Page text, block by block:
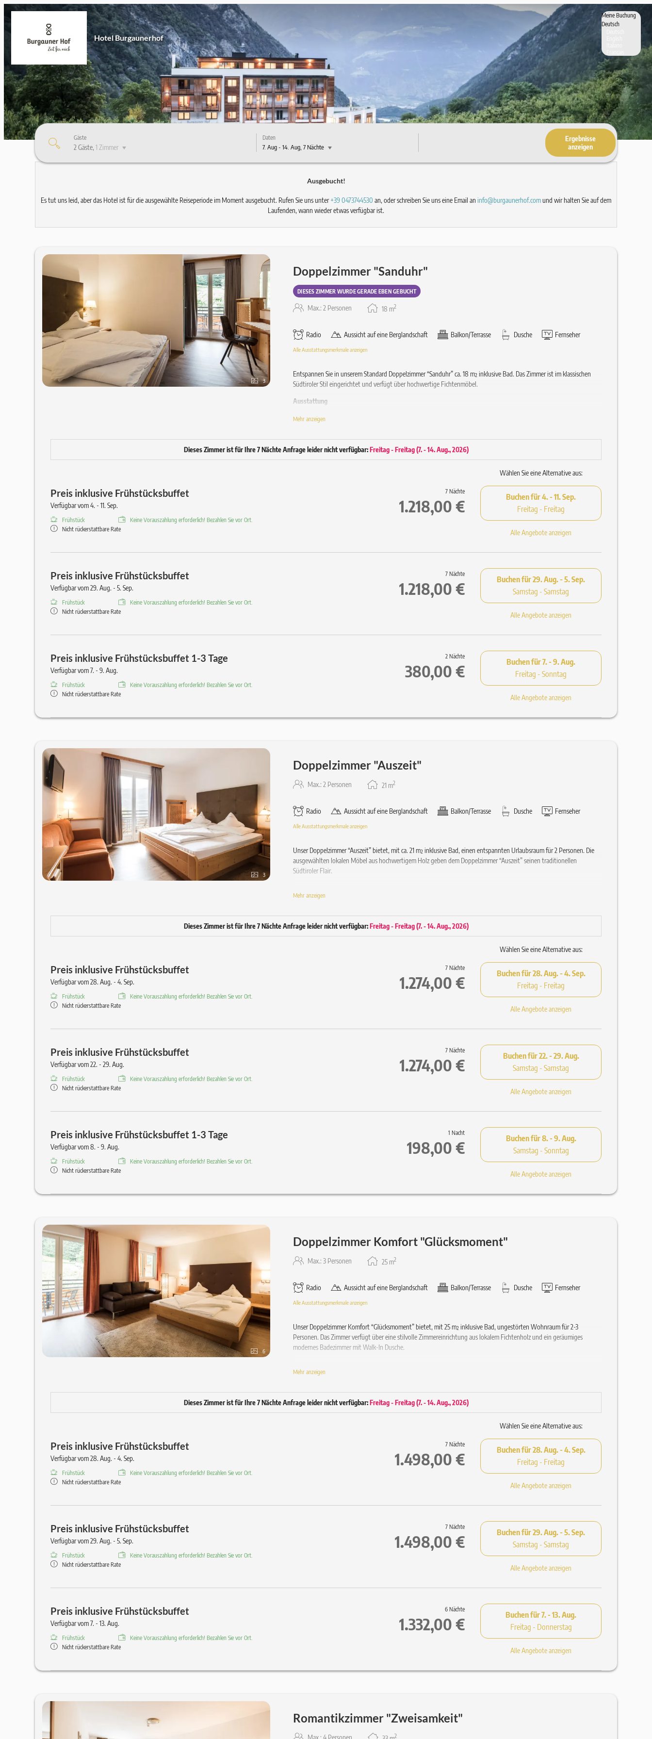
Hotel Burgaunerhof
Gäste
2 Gäste, 1 Zimmer
Daten
7. Aug- 14. Aug, 7 Nächte
Ergebnisse
anzeigen
Meine Buchung
Deutsch
Hotel Burgaunerhof - Unsere verfügbaren Angebote
Ausgebucht!
Es tut uns leid, aber das Hotel ist für die ausgewählte Reiseperiode im Moment ausgebucht. Rufen Sie uns unter+39 0473744530 an, oder schreiben Sie uns eine Email an info@burgaunerhof.comund wir halten Sie auf dem
Laufenden, wann wieder etwas verfügbar ist.
3
Doppelzimmer "Sanduhr"
DIESES ZIMMER WURDE GERADE EBEN GEBUCHT
Max.: 2 Personen 18 m2
Radio Aussicht auf eine Berglandschaft Balkon/Terrasse Dusche Fernseher
Alle Ausstattungsmerkmale anzeigen
Entspannen Sie in unserem Standard Doppelzimmer “Sanduhr” ca. 18 m² inklusive Bad. Das Zimmer ist im klassischen
Südtiroler Stil eingerichtet und verfügt über hochwertige Fichtenmöbel.
Ausstattung
Gemütliches Doppelbett
Hochwertiger Holzparkett-Boden
Schreibtisch
Bad ca. 3 m² mit Dusche
Wellnesstasche mit flauschigem Bademantel und Saunatüchern (Einweg-Pantoffeln auf Anfrage)
Mehr anzeigen
Dieses Zimmer ist für Ihre 7 Nächte Anfrage leider nicht verfügbar: Freitag - Freitag(7. - 14. Aug., 2026)
Wählen Sie eine Alternative aus:
Preis inklusive Frühstücksbuffet
Verfügbar vom 4. - 11. Sep.
Frühstück
Keine Vorauszahlung erforderlich! Bezahlen Sie vor Ort.
Nicht rückerstattbare Rate
7 Nächte
1.218,00 € Buchen für4. - 11. Sep.
Freitag - Freitag
Alle Angebote anzeigen
Preis inklusive Frühstücksbuffet
Verfügbar vom 29. Aug. - 5. Sep.
Frühstück
Keine Vorauszahlung erforderlich! Bezahlen Sie vor Ort.
Nicht rückerstattbare Rate
7 Nächte
1.218,00 € Buchen für29. Aug. - 5. Sep.
Samstag - Samstag
Alle Angebote anzeigen
Preis inklusive Frühstücksbuffet 1-3 Tage
Verfügbar vom 7. - 9. Aug.
Frühstück
Keine Vorauszahlung erforderlich! Bezahlen Sie vor Ort.
Nicht rückerstattbare Rate
2 Nächte
380,00 € Buchen für7. - 9. Aug.
Freitag - Sonntag
Alle Angebote anzeigen
3
Doppelzimmer "Auszeit"
Max.: 2 Personen 21 m2
Radio Aussicht auf eine Berglandschaft Balkon/Terrasse Dusche Fernseher
Alle Ausstattungsmerkmale anzeigen
Unser Doppelzimmer “Auszeit” bietet, mit ca. 21 m² inklusive Bad, einen entspannten Urlaubsraum für 2 Personen. Die
ausgewählten lokalen Möbel aus hochwertigem Holz geben dem Doppelzimmer “Auszeit” seinen traditionellen
Südtiroler Flair.
Balkon mit Stuhl
Hochwertiger Holzparkett-Boden
Sitzgelegenheit/Couch
Mehr anzeigen
Dieses Zimmer ist für Ihre 7 Nächte Anfrage leider nicht verfügbar: Freitag - Freitag(7. - 14. Aug., 2026)
Wählen Sie eine Alternative aus:
Preis inklusive Frühstücksbuffet
Verfügbar vom 28. Aug. - 4. Sep.
Frühstück
Keine Vorauszahlung erforderlich! Bezahlen Sie vor Ort.
Nicht rückerstattbare Rate
7 Nächte
1.274,00 € Buchen für28. Aug. - 4. Sep.
Freitag - Freitag
Alle Angebote anzeigen
Preis inklusive Frühstücksbuffet
Verfügbar vom 22. - 29. Aug.
Frühstück
Keine Vorauszahlung erforderlich! Bezahlen Sie vor Ort.
Nicht rückerstattbare Rate
7 Nächte
1.274,00 € Buchen für22. - 29. Aug.
Samstag - Samstag
Alle Angebote anzeigen
Preis inklusive Frühstücksbuffet 1-3 Tage
Verfügbar vom 8. - 9. Aug.
Frühstück
Keine Vorauszahlung erforderlich! Bezahlen Sie vor Ort.
Nicht rückerstattbare Rate
1 Nacht
198,00 € Buchen für8. - 9. Aug.
Samstag - Sonntag
Alle Angebote anzeigen
6
Doppelzimmer Komfort "Glücksmoment"
Max.: 3 Personen 25 m2
Radio Aussicht auf eine Berglandschaft Balkon/Terrasse Dusche Fernseher
Alle Ausstattungsmerkmale anzeigen
Unser Doppelzimmer Komfort “Glücksmoment” bietet, mit 25 m² inklusive Bad, ungestörten Wohnraum für 2-3
Personen. Das Zimmer verfügt über eine stilvolle Zimmereinrichtung aus lokalem Fichtenholz und ein geräumiges
modernes Badezimmer mit Walk-In Dusche.
Balkon mit Stuhl
Hochwertiger Holzparkett-Boden
Wohnecke mit Sofa
Spiegel / WC / Föhn / wahlweise Bidet
Mehr anzeigen
Dieses Zimmer ist für Ihre 7 Nächte Anfrage leider nicht verfügbar: Freitag - Freitag(7. - 14. Aug., 2026)
Wählen Sie eine Alternative aus:
Preis inklusive Frühstücksbuffet
Verfügbar vom 28. Aug. - 4. Sep.
Frühstück
Keine Vorauszahlung erforderlich! Bezahlen Sie vor Ort.
Nicht rückerstattbare Rate
7 Nächte
1.498,00 € Buchen für28. Aug. - 4. Sep.
Freitag - Freitag
Alle Angebote anzeigen
Preis inklusive Frühstücksbuffet
Verfügbar vom 29. Aug. - 5. Sep.
Frühstück
Keine Vorauszahlung erforderlich! Bezahlen Sie vor Ort.
Nicht rückerstattbare Rate
7 Nächte
1.498,00 € Buchen für29. Aug. - 5. Sep.
Samstag - Samstag
Alle Angebote anzeigen
Preis inklusive Frühstücksbuffet
Verfügbar vom 7. - 13. Aug.
Frühstück
Keine Vorauszahlung erforderlich! Bezahlen Sie vor Ort.
Nicht rückerstattbare Rate
6 Nächte
1.332,00 € Buchen für7. - 13. Aug.
Freitag - Donnerstag
Alle Angebote anzeigen
Romantikzimmer "Zweisamkeit"
2